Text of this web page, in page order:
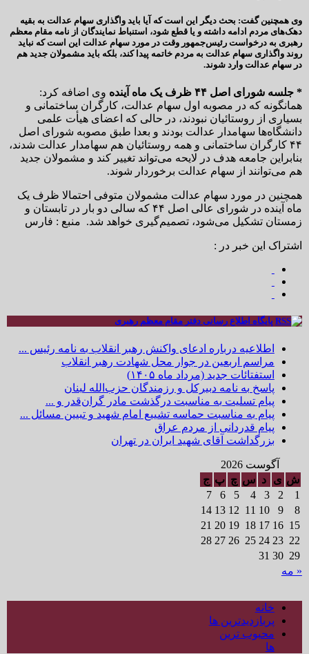
وی همچنین گفت: بحث دیگر این است که آیا باید واگذاری سهام عدالت به بقیه
دهک‌های مردم ادامه داشته و یا قطع شود، استنباط نمایندگان از نامه مقام معظم
رهبری به درخواست رئیس‌جمهور وقت در مورد سهام عدالت این است که نباید
روند واگذاری سهام عدالت به مردم خاتمه پیدا کند، بلکه باید مشمولان جدید هم
در سهام عدالت وارد شوند.
* جلسه شورای اصل ۴۴ ظرف یک ماه آینده
وی اضافه کرد:
همانگونه که در مصوبه اول سهام عدالت، کارگران ساختمانی و
بسیاری از روستائیان نبودند،‌ در حالی که اعضای هیأت علمی
دانشگاه‌ها سهامدار عدالت بودند و بعدا طبق مصوبه شورای اصل
۴۴ کارگران ساختمانی و همه روستائیان هم سهامدار عدالت شدند،
بنابراین جامعه هدف در لایحه می‌تواند تغییر کند و مشمولان جدید
هم می‌توانند از سهام عدالت برخوردار شوند.
همچنین در مورد سهام عدالت مشمولان متوفی احتمالا ظرف یک
ماه آینده در شورای عالی اصل ۴۴ که سالی دو بار در تابستان و
زمستان تشکیل می‌شود، تصمیم‌گیری خواهد شد. منبع : فارس
اشتراک این خبر در :
پایگاه اطلاع رسانی دفتر مقام معظم رهبری
اطلاعیه درباره ادعای واکنش رهبر انقلاب به نامه رئیس ...
مراسم اربعین در جوار محل شهادت رهبر انقلاب
استفتائات جدید (مرداد ماه ۱۴۰۵)
پاسخ به نامه دبیرکل و رزمندگان حزب‌الله لبنان
پیام تسلیت به مناسبت درگذشت مادر گران‌قدر و ...
پیام به مناسبت حماسه تشییع امام شهید و تبیین مسائل ...
پیام قدردانی از مردم عراق
بزرگداشت آقای شهید ایران در تهران
آگوست 2026
ش ی د س چ پ ج
1
2
3
4
5
6
7
8
9
10
11
12
13
14
15
16
17
18
19
20
21
22
23
24
25
26
27
28
29
30
31
« مه
خانه
پربازدیدترین ها
محبوب ترین
ها